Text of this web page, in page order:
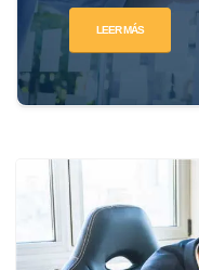
LEER MÁS